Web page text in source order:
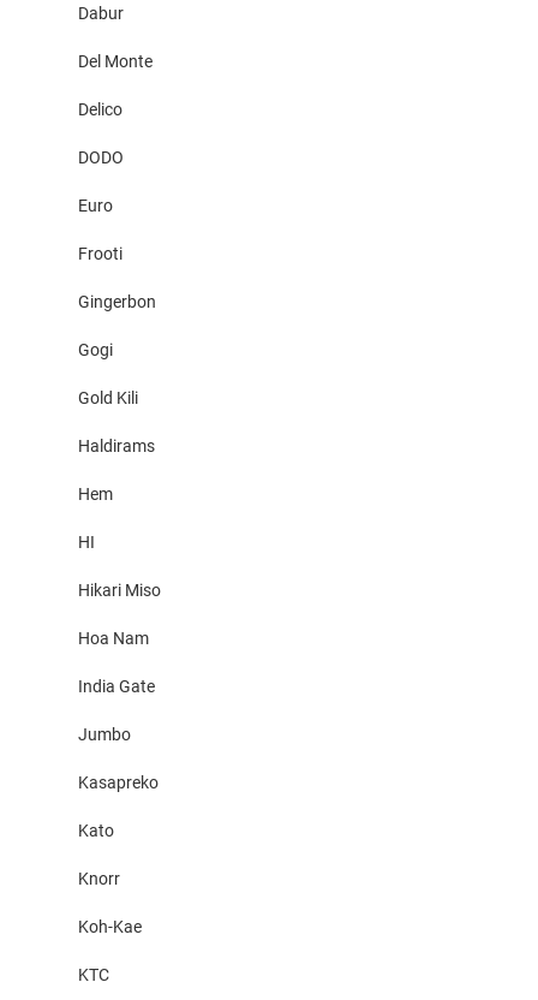
Dabur
Del Monte
Delico
DODO
Euro
Frooti
Gingerbon
Gogi
Gold Kili
Haldirams
Hem
HI
Hikari Miso
Hoa Nam
India Gate
Jumbo
Kasapreko
Kato
Knorr
Koh-Kae
KTC